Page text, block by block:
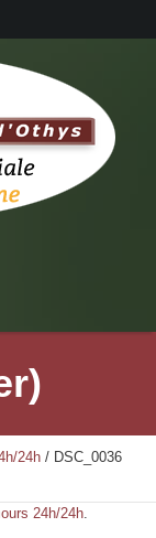
24h / DSC_0036
24h/24h.